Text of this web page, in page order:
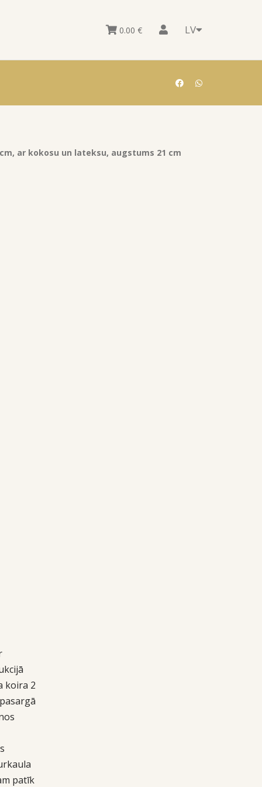
0.00 € LV
ar kokosu un lateksu, augstums 21 cm
koira 2
patīk